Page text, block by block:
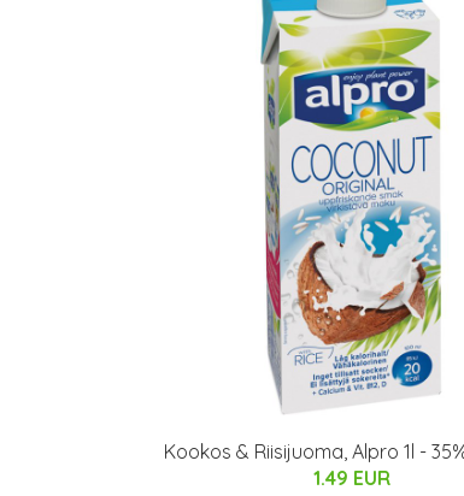
Kookos & Riisijuoma, Alpro 1l -
1.49 EUR